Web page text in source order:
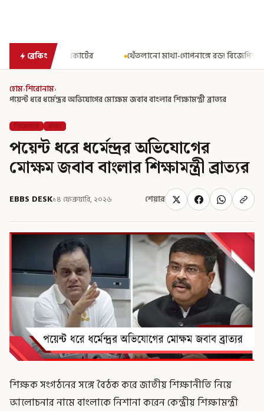
ব্রেকিং
থেঁতলানো মাথা-গোপনাঙ্গে রড! বিজেপিশাসিত অসমে নাবালিকার নৃশংস
হোম›শিরোনাম›
পয়েন্ট ধরে ধর্মেন্দ্রর অভিযোগের মোক্ষম জবাব বাংলার শিক্ষামন্ত্রী ব্রাত্যর
শিরোনাম রাজ্য
পয়েন্ট ধরে ধর্মেন্দ্রর অভিযোগের
মোক্ষম জবাব বাংলার শিক্ষামন্ত্রী ব্রাত্যর
EBBS DESK১৪ ফেব্রুয়ারি, ২০২৬ শেয়ার
শিক্ষক সংগঠনের সঙ্গে বৈঠক করে জাতীয় শিক্ষানীতি নিয়ে
আলোচনার নামে বাংলাকে নিশানা করেন কেন্দ্রীয় শিক্ষামন্ত্রী